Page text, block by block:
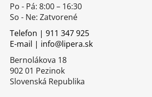
Po - Pá: 8:00 – 16:30
So - Ne: Zatvorené
Telefon | 911 347 925
E-mail | info@lipera.sk
Bernolákova 18
902 01 Pezinok
Slovenská Republika